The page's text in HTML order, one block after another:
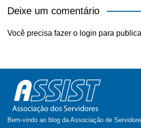
Deixe um comentário
Você precisa fazer o login para
Bem-vindo ao blog da Associação de